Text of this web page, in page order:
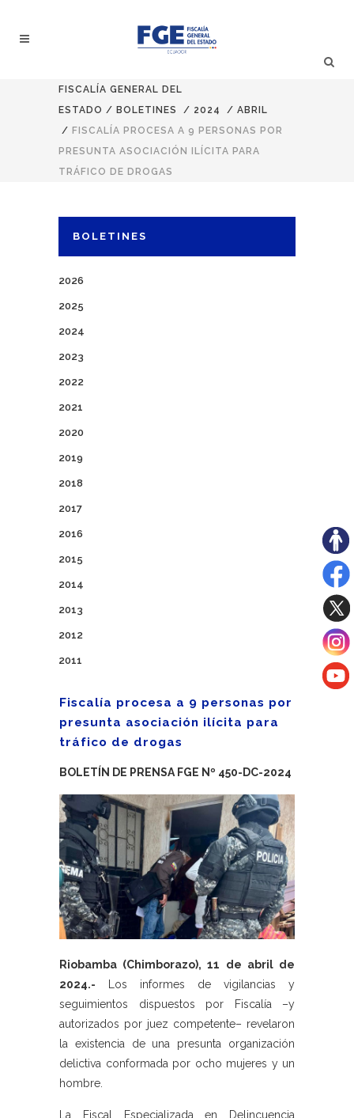
FISCALÍA GENERAL DEL
ESTADO / BOLETINES / 2024 / ABRIL
/ FISCALÍA PROCESA A 9 PERSONAS POR
PRESUNTA ASOCIACIÓN ILÍCITA PARA
TRÁFICO DE DROGAS
BOLETINES
2026
2025
2024
2023
2022
2021
2020
2019
2018
2017
2016
2015
2014
2013
2012
2011
Fiscalía procesa a 9 personas por
presunta asociación ilícita para
tráfico de drogas
BOLETÍN DE PRENSA FGE Nº 450-DC-2024
Riobamba (Chimborazo), 11 de abril de
2024.- Los informes de vigilancias y
seguimientos dispuestos por Fiscalía –y
autorizados por juez competente– revelaron
la existencia de una presunta organización
delictiva conformada por ocho mujeres y un
hombre.
La Fiscal Especializada en Delincuencia